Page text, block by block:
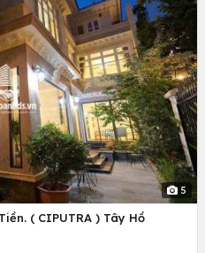
5
( CIPUTRA ) Tây Hồ